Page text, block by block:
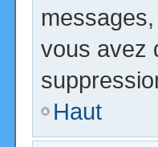
vous avez
Haut